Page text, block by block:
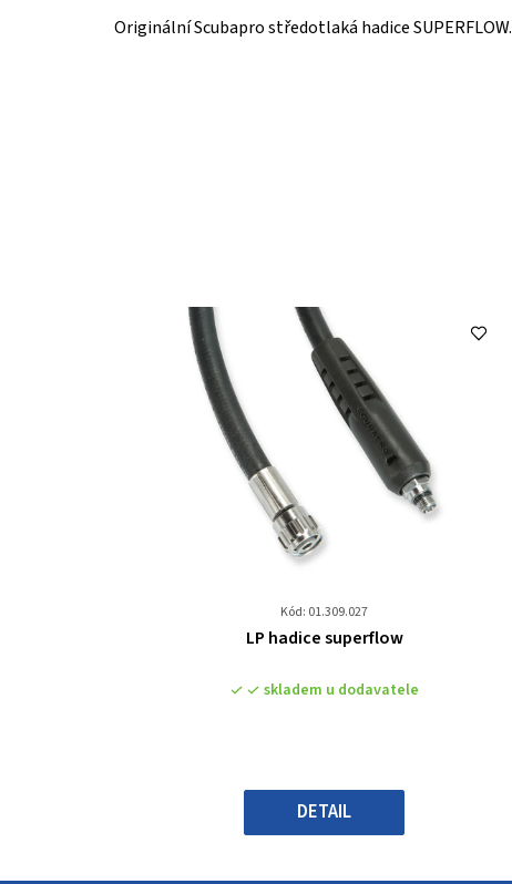
Originální Scubapro středotlaká hadice SUPERFLOW.
Kód: 01.309.027
Průměrné
produktu
hvězdiček.
LP hadice superflow
skladem u dodavatele
DETAIL